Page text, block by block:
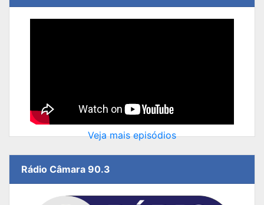
Veja mais episódios
Rádio Câmara 90.3